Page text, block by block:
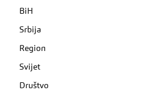
BiH
Srbija
Region
Svijet
Društvo